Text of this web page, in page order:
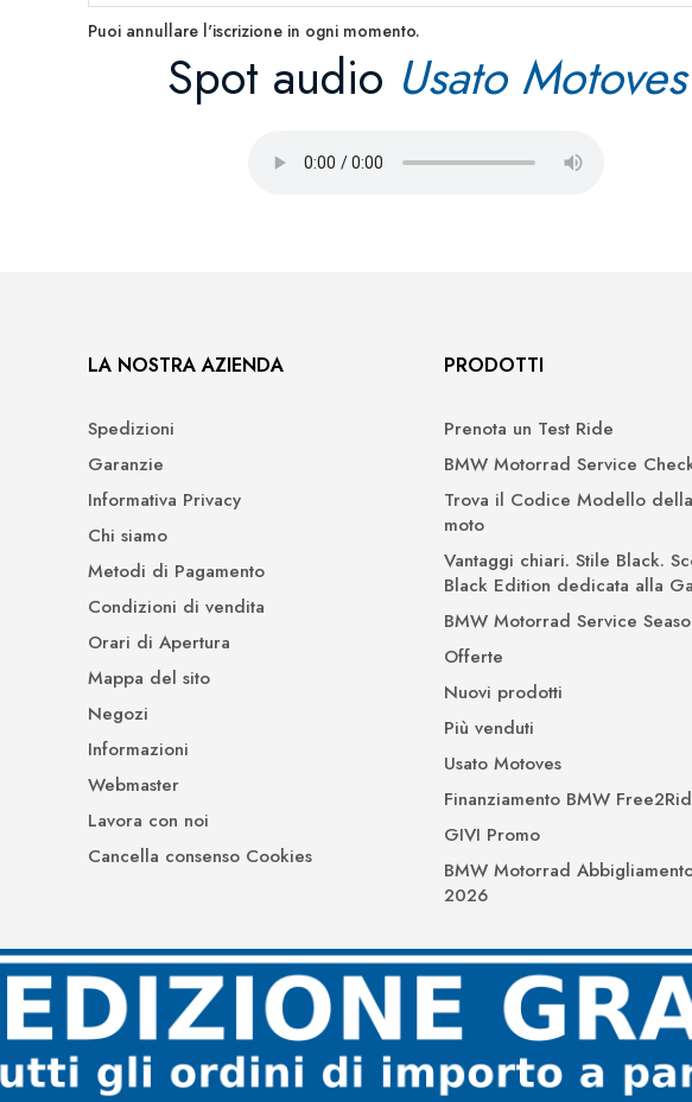
Puoi annullare l'iscrizione in ogni momento.
Spot audio Usato Motoves
LA NOSTRA AZIENDA
Spedizioni
Garanzie
Informativa Privacy
Chi siamo
Metodi di Pagamento
Condizioni di vendita
Orari di Apertura
Mappa del sito
Negozi
Informazioni
Webmaster
Lavora con noi
Cancella consenso Cookies
PRODOTTI
Prenota un Test Ride
BMW Motorrad Service
Trova il Codice Modello
moto
Vantaggi chiari. Stile Black.
Black Edition dedicata alla
BMW Motorrad Service
Offerte
Nuovi prodotti
Più venduti
Usato Motoves
Finanziamento BMW
GIVI Promo
BMW Motorrad
2026